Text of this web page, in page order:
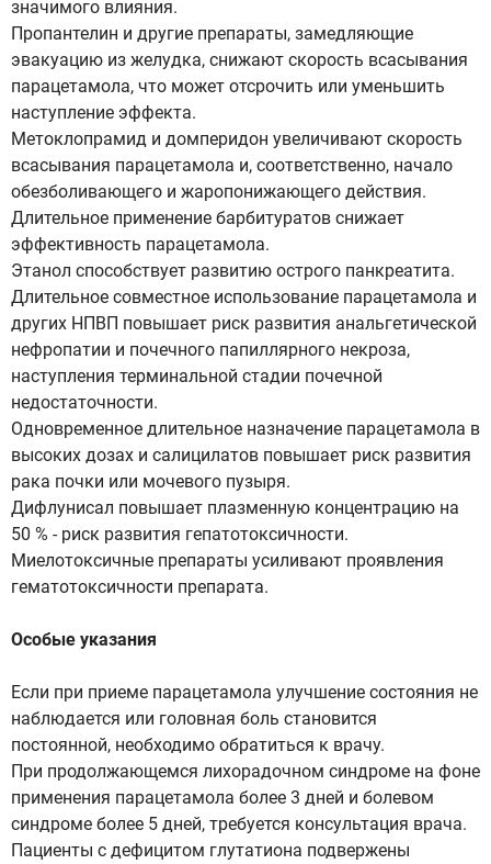
значимого влияния.
Пропантелин и другие препараты, замедляющие
эвакуацию из желудка, снижают скорость всасывания
парацетамола, что может отсрочить или уменьшить
наступление эффекта.
Метоклопрамид и домперидон увеличивают скорость
всасывания парацетамола и, соответственно, начало
обезболивающего и жаропонижающего действия.
Длительное применение барбитуратов снижает
эффективность парацетамола.
Этанол способствует развитию острого панкреатита.
Длительное совместное использование парацетамола и
других НПВП повышает риск развития анальгетической
нефропатии и почечного папиллярного некроза,
наступления терминальной стадии почечной
недостаточности.
Одновременное длительное назначение парацетамола в
высоких дозах и салицилатов повышает риск развития
рака почки или мочевого пузыря.
Дифлунисал повышает плазменную концентрацию на
50 % - риск развития гепатотоксичности.
Миелотоксичные препараты усиливают проявления
гематотоксичности препарата.
Особые указания
Если при приеме парацетамола улучшение состояния не
наблюдается или головная боль становится
постоянной, необходимо обратиться к врачу.
При продолжающемся лихорадочном синдроме на фоне
применения парацетамола более 3 дней и болевом
синдроме более 5 дней, требуется консультация врача.
Пациенты с дефицитом глутатиона подвержены